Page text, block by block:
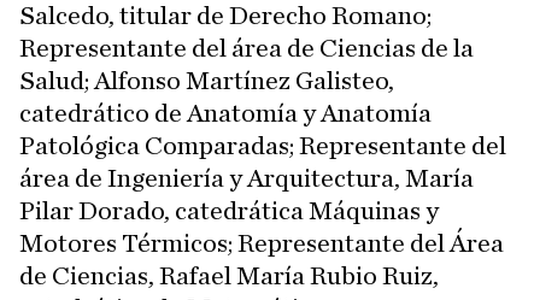
Salcedo, titular de Derecho Romano;
Representante del área de Ciencias de la
Salud; Alfonso Martínez Galisteo,
catedrático de Anatomía y Anatomía
Patológica Comparadas; Representante del
área de Ingeniería y Arquitectura, María
Pilar Dorado, catedrática Máquinas y
Motores Térmicos; Representante del Área
de Ciencias, Rafael María Rubio Ruiz,